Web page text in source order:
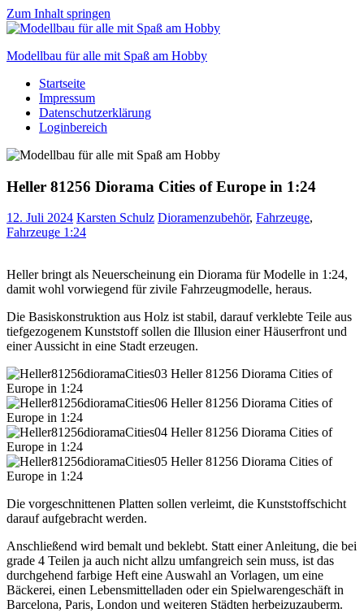
Zum Inhalt springen
Modellbau für alle mit Spaß am Hobby
Scale
modelling
to
Startseite
Impressum
Datenschutzerklärung
Loginbereich
Heller 81256 Diorama Cities of Europe in 1:24
12. Juli 2024 Karsten Schulz Dioramenzubehör, Fahrzeuge,
Fahrzeuge 1:24
Heller bringt als Neuerscheinung ein Diorama für Modelle in 1:24,
damit wohl vorwiegend für zivile Fahrzeugmodelle, heraus.
Die Basiskonstruktion aus Holz ist stabil, darauf verklebte Teile aus
tiefgezogenem Kunststoff sollen die Illusion einer Häuserfront und
einer Aussicht in eine Stadt erzeugen.
Die vorgeschnittenen Platten sollen verleimt, die Kunststoffschicht
darauf aufgebracht werden.
Anschließend wird bemalt und beklebt. Statt einer Anleitung, die bei
grade 4 Teilen ja auch nicht allzu umfangreich sein muss, ist das
durchgehend farbige Heft eine Auswahl an Vorlagen, um eine
Bäckerei, einen Lebensmittelladen oder ein Spielwarengeschäft in
Barcelona, Paris, London und weiteren Städten herbeizuzauberm.